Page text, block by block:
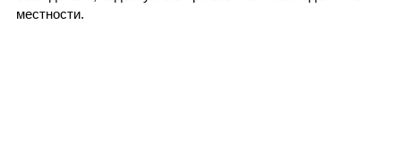
местности.